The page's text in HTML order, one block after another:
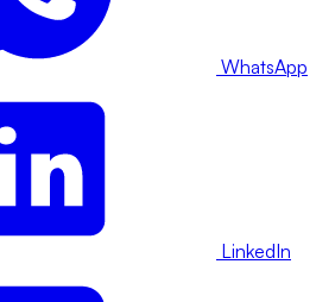
WhatsApp
LinkedIn